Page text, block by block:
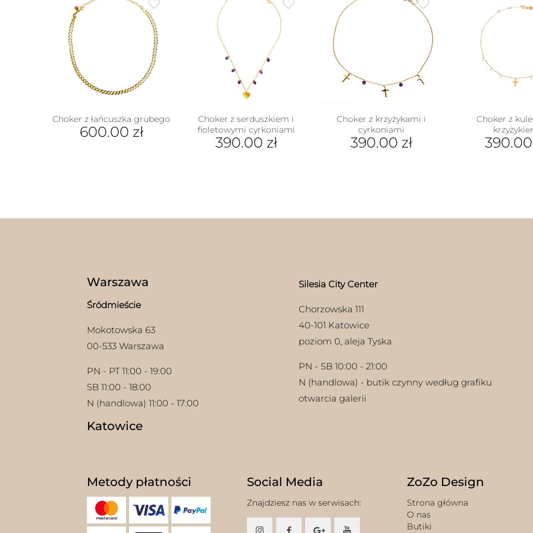
Choker z łańcuszka grubego
600.00 zł
Choker z serduszkiem i
fioletowymi cyrkoniami
390.00 zł
Choker z krzyżykami i
cyrkoniami
390.00 zł
Choker z
390.00
Warszawa
Śródmieście
Mokotowska 63
00-533 Warszawa
PN - PT 11:00 - 19:00
SB 11:00 - 18:00
N (handlowa) 11:00 - 17:00
Katowice
Silesia City Center
Chorzowska 111
40-101 Katowice
poziom 0, aleja Tyska
PN - SB 10:00 - 21:00
N (handlowa) - butik czynny według grafiku
otwarcia galerii
Metody płatności Social Media
Znajdziesz nas w serwisach:
ZoZo Design
Strona główna
O nas
Butiki